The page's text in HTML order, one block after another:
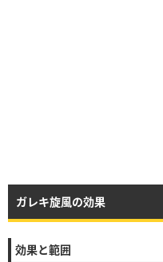
ガレキ旋風の効果
効果と範囲